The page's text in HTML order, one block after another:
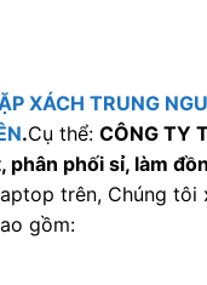
XÁCH TRUNG
.Cụ thể: CÔNG TY
phân phối sỉ, làm
trên, Chúng
gồm: